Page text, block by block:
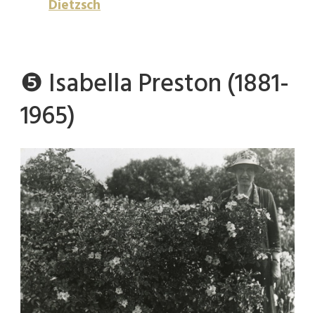
Dietzsch
❺ Isabella Preston (1881-
1965)